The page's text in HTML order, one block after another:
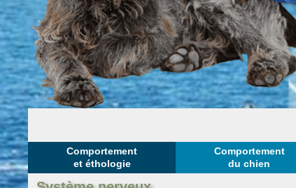
Comportement
et éthologie
Comportement
du chien